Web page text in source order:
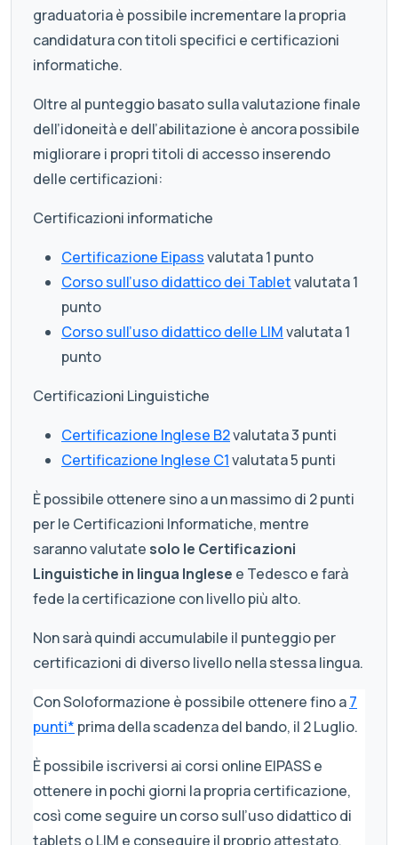
graduatoria è possibile incrementare la propria
candidatura con titoli specifici e certificazioni
informatiche.
Oltre al punteggio basato sulla valutazione finale
dell’idoneità e dell’abilitazione è ancora possibile
migliorare i propri titoli di accesso inserendo
delle certificazioni:
Certificazioni informatiche
Certificazione Eipassvalutata 1 punto
Corso sull’uso didattico dei Tabletvalutata 1
punto
Corso sull’uso didattico delle LIMvalutata 1
punto
Certificazioni Linguistiche
Certificazione Inglese B2valutata 3 punti
Certificazione Inglese C1valutata 5 punti
È possibile ottenere sino a un massimo di 2 punti
per le Certificazioni Informatiche, mentre
saranno valutate solo le Certificazioni
Linguistiche in lingua Inglese e Tedesco e farà
fede la certificazione con livello più alto.
Non sarà quindi accumulabile il punteggio per
certificazioni di diverso livello nella stessa lingua.
Con Soloformazione è possibile ottenere fino a7
punti* prima della scadenza del bando, il 2 Luglio.
È possibile iscriversi ai corsi online EIPASS e
ottenere in pochi giorni la propria certificazione,
così come seguire un corso sull’uso didattico di
tablets o LIM e conseguire il proprio attestato,